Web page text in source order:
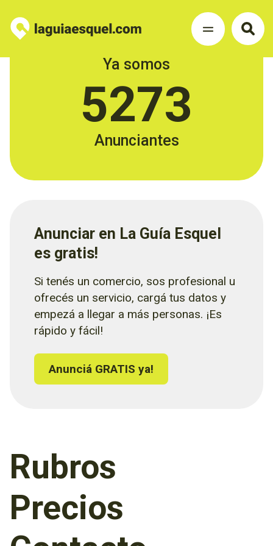
Ya somos
5273
Anunciantes
Anunciar en La Guía Esquel
es gratis!
Si tenés un comercio, sos profesional u
ofrecés un servicio, cargá tus datos y
empezá a llegar a más personas. ¡Es
rápido y fácil!
Anunciá GRATIS ya!
Rubros
Precios